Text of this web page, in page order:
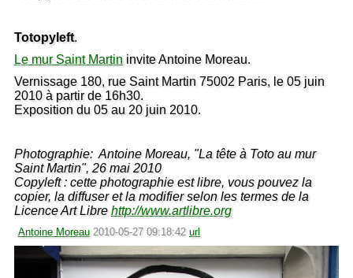
Totopyleft.
Le mur Saint Martin invite Antoine Moreau.
Vernissage 180, rue Saint Martin 75002 Paris, le 05 juin
2010 à partir de 16h30.
Exposition du 05 au 20 juin 2010.
Photographie: Antoine Moreau, "La tête à Toto au mur
Saint Martin", 26 mai 2010
Copyleft : cette photographie est libre, vous pouvez la
copier, la diffuser et la modifier selon les termes de la
Licence Art Librehttp://www.artlibre.org
Antoine Moreau 2010-05-27 09:18:42 url